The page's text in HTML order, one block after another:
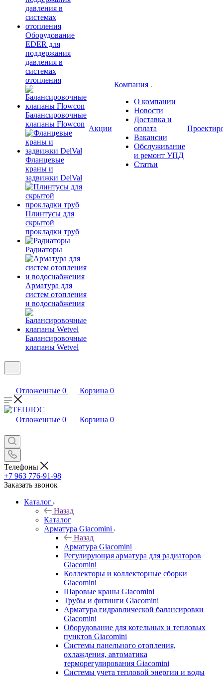
Оборудование
EDER для
поддержания
давления в
системах
отопления
Балансировочные
клапаны Flowcon
Фланцевые
краны и
задвижки DelVal
Плинтусы для
скрытой
прокладки труб
Радиаторы
Арматура для
систем отопления
и водоснабжения
Балансировочные
клапаны Wetvel
Акции
Компания
О компании
Новости
Доставка и
оплата
Вакансии
Обслуживание
и ремонт УПД
Статьи
Отложенные 0 Корзина 0
Отложенные 0 Корзина 0
Телефоны
+7 963 776-91-98
Заказать звонок
Каталог
Назад
Каталог
Арматура Giacomini
Назад
Арматура Giacomini
Регулирующая арматура для радиаторов
Giacomini
Коллекторы и коллекторные сборки
Giacomini
Шаровые краны Giacomini
Трубы и фитинги Giacomini
Арматура гидравлической балансировки
Giacomini
Оборудование для котельных и тепловых
пунктов Giacomini
Системы панельного отопления,
охлаждения, автоматика
терморегулирования Giacomini
Системы учета тепловой энергии и воды